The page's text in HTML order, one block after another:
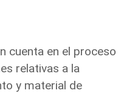
cuenta en el proceso
relativas a la
y material de